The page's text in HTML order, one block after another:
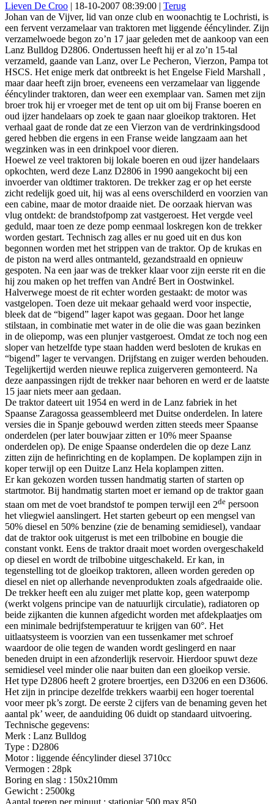
Lieven De Croo | 18-10-2007 08:39:00 | Terug
Johan van de Vijver, lid van onze club en woonachtig te Lochristi, is
een fervent verzamelaar van traktoren met liggende ééncylinder. Zijn
verzamelwoede begon zo’n 17 jaar geleden met de aankoop van een
Lanz Bulldog D2806. Ondertussen heeft hij er al zo’n 15-tal
verzameld, gaande van Lanz, over Le Pecheron, Vierzon, Pampa tot
HSCS. Het enige merk dat ontbreekt is het Engelse Field Marshall ,
maar daar heeft zijn broer, eveneens een verzamelaar van liggende
ééncylinder traktoren, dan weer een exemplaar van. Samen met zijn
broer trok hij er vroeger met de tent op uit om bij Franse boeren en
oud ijzer handelaars op zoek te gaan naar gloeikop traktoren. Het
verhaal gaat de ronde dat ze een Vierzon van de verdrinkingsdood
gered hebben die ergens in een Franse weide langzaam aan het
wegzinken was in een drinkpoel voor dieren.
Hoewel ze veel traktoren bij lokale boeren en oud ijzer handelaars
opkochten, werd deze Lanz D2806 in 1990 aangekocht bij een
invoerder van oldtimer traktoren. De trekker zag er op het eerste
zicht redelijk goed uit, hij was al eens overschilderd en voorzien van
een cabine, maar de motor draaide niet. De oorzaak hiervan was
vlug ontdekt: de brandstofpomp zat vastgeroest. Het vergde veel
geduld, maar toen ze deze pomp eenmaal loskregen kon de trekker
worden gestart. Technisch zag alles er nu goed uit en dus kon
begonnen worden met het strippen van de traktor. Op de krukas en
de piston na werd alles ontmanteld, gezandstraald en opnieuw
gespoten. Na een jaar was de trekker klaar voor zijn eerste rit en die
hij zou maken op het treffen van André Bert in Oostwinkel.
Halverwege moest de rit echter worden gestaakt: de motor was
vastgelopen. Toen deze uit mekaar gehaald werd voor inspectie,
bleek dat de “bigend” lager kapot was gegaan. Door het lange
stilstaan, in combinatie met water in de olie die was gaan bezinken
in de oliepomp, was een plunjer vastgeroest. Omdat ze toch nog een
sloper van hetzelfde type staan hadden werd besloten de krukas en
“bigend” lager te vervangen. Drijfstang en zuiger werden behouden.
Tegelijkertijd werden nieuwe replica zuigerveren gemonteerd. Na
deze aanpassingen rijdt de trekker naar behoren en werd er de laatste
15 jaar niets meer aan gedaan.
De traktor dateert uit 1954 en werd in de Lanz fabriek in het
Spaanse Zaragossa geassembleerd met Duitse onderdelen. In latere
versies die in Spanje gebouwd werden zitten steeds meer Spaanse
onderdelen (per later bouwjaar zitten er 10% meer Spaanse
onderdelen op). De enige Spaanse onderdelen die op deze Lanz
zitten zijn de hefinrichting en de koplampen. De koplampen zijn in
koper terwijl op een Duitze Lanz Hela koplampen zitten.
Er kan gekozen worden tussen handmatig starten of starten op
startmotor. Bij handmatig starten moet er iemand op de traktor gaan
staan om met de voet brandstof te pompen terwijl een 2de persoon
het vliegwiel aanslingert. Het starten gebeurt op een mengsel van
50% diesel en 50% benzine (zie de benaming semidiesel), vandaar
dat de traktor ook uitgerust is met een trilbobine en bougie die
constant vonkt. Eens de traktor draait moet worden overgeschakeld
op diesel en wordt de trilbobine uitgeschakeld. Er kan, in
tegenstelling tot de gloeikop traktoren, alleen worden gereden op
diesel en niet op allerhande nevenprodukten zoals afgedraaide olie.
De trekker heeft een alu zuiger met platte kop, geen waterpomp
(werkt volgens principe van de natuurlijk circulatie), radiatoren op
beide zijkanten die kunnen afgedicht worden met afdekplaatjes om
een minimale bedrijfstemperatuur te krijgen van 60°. Het
uitlaatsysteem is voorzien van een tussenkamer met schroef
waardoor de olie tegen de wanden wordt geslingerd en naar
beneden druipt in een afzonderlijk reservoir. Hierdoor spuwt deze
semidiesel veel minder olie naar buiten dan een gloeikop versie.
Het type D2806 heeft 2 grotere broertjes, een D3206 en een D3606.
Het zijn in principe dezelfde trekkers waarbij een hoger toerental
voor meer pk’s zorgt. De eerste 2 cijfers van de benaming geven het
aantal pk’ weer, de aanduiding 06 duidt op standaard uitvoering.
Technische gegevens:
Merk : Lanz Bulldog
Type : D2806
Motor : liggende ééncylinder diesel 3710cc
Vermogen : 28pk
Boring en slag : 150x210mm
Gewicht : 2500kg
Aantal toeren per minuut : stationiar 500 max 850